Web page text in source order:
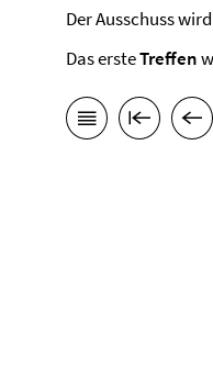
Der Ausschuss
Das ersteTreffen